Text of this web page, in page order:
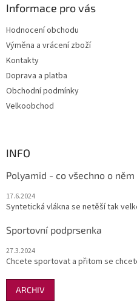
Informace pro vás
Hodnocení obchodu
Výměna a vrácení zboží
Kontakty
Doprava a platba
Obchodní podmínky
Velkoobchod
INFO
Polyamid - co všechno o
17.6.2024
Syntetická vlákna se netěší tak
Sportovní podprsenka
27.3.2024
Chcete sportovat a přitom se
ARCHIV